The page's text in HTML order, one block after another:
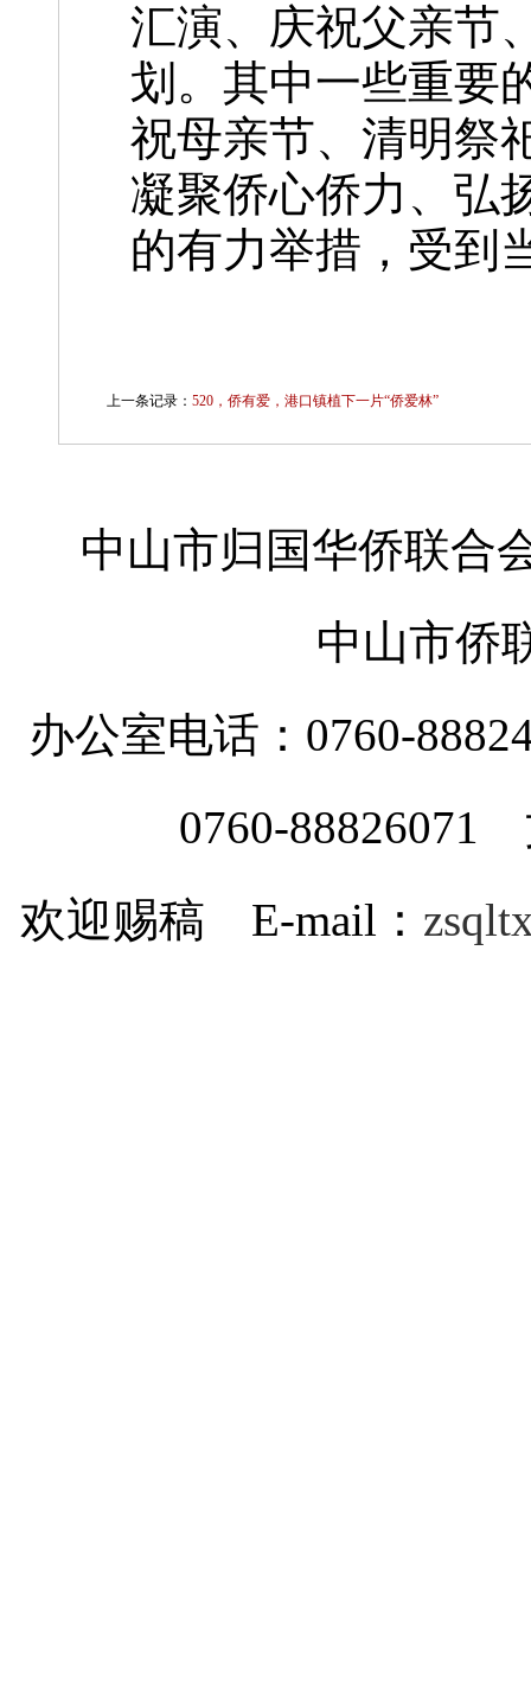
汇演、庆祝父亲节
划。其中一些重要
祝母亲节、清明祭
凝聚侨心侨力、弘
的有力举措，受到
上一条记录： 520，侨有爱，港口镇植下一片“侨爱林”
中山市归国华侨联合
中山市侨
办公室电话：0760-
0760-88826071
欢迎赐稿 E-mail：